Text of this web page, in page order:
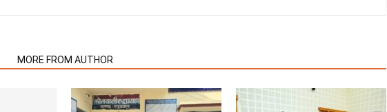
MORE FROM AUTHOR